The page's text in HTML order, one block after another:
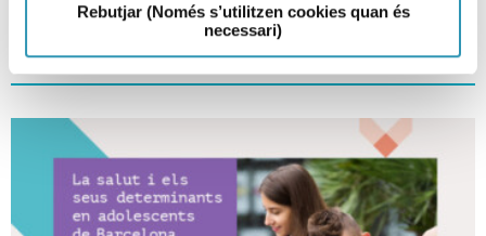
Rebutjar (Només s’utilitzen cookies quan és
necessari)